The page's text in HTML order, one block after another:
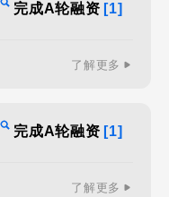
完成A轮融资 [1]
了解更多
完成A轮融资 [1]
了解更多